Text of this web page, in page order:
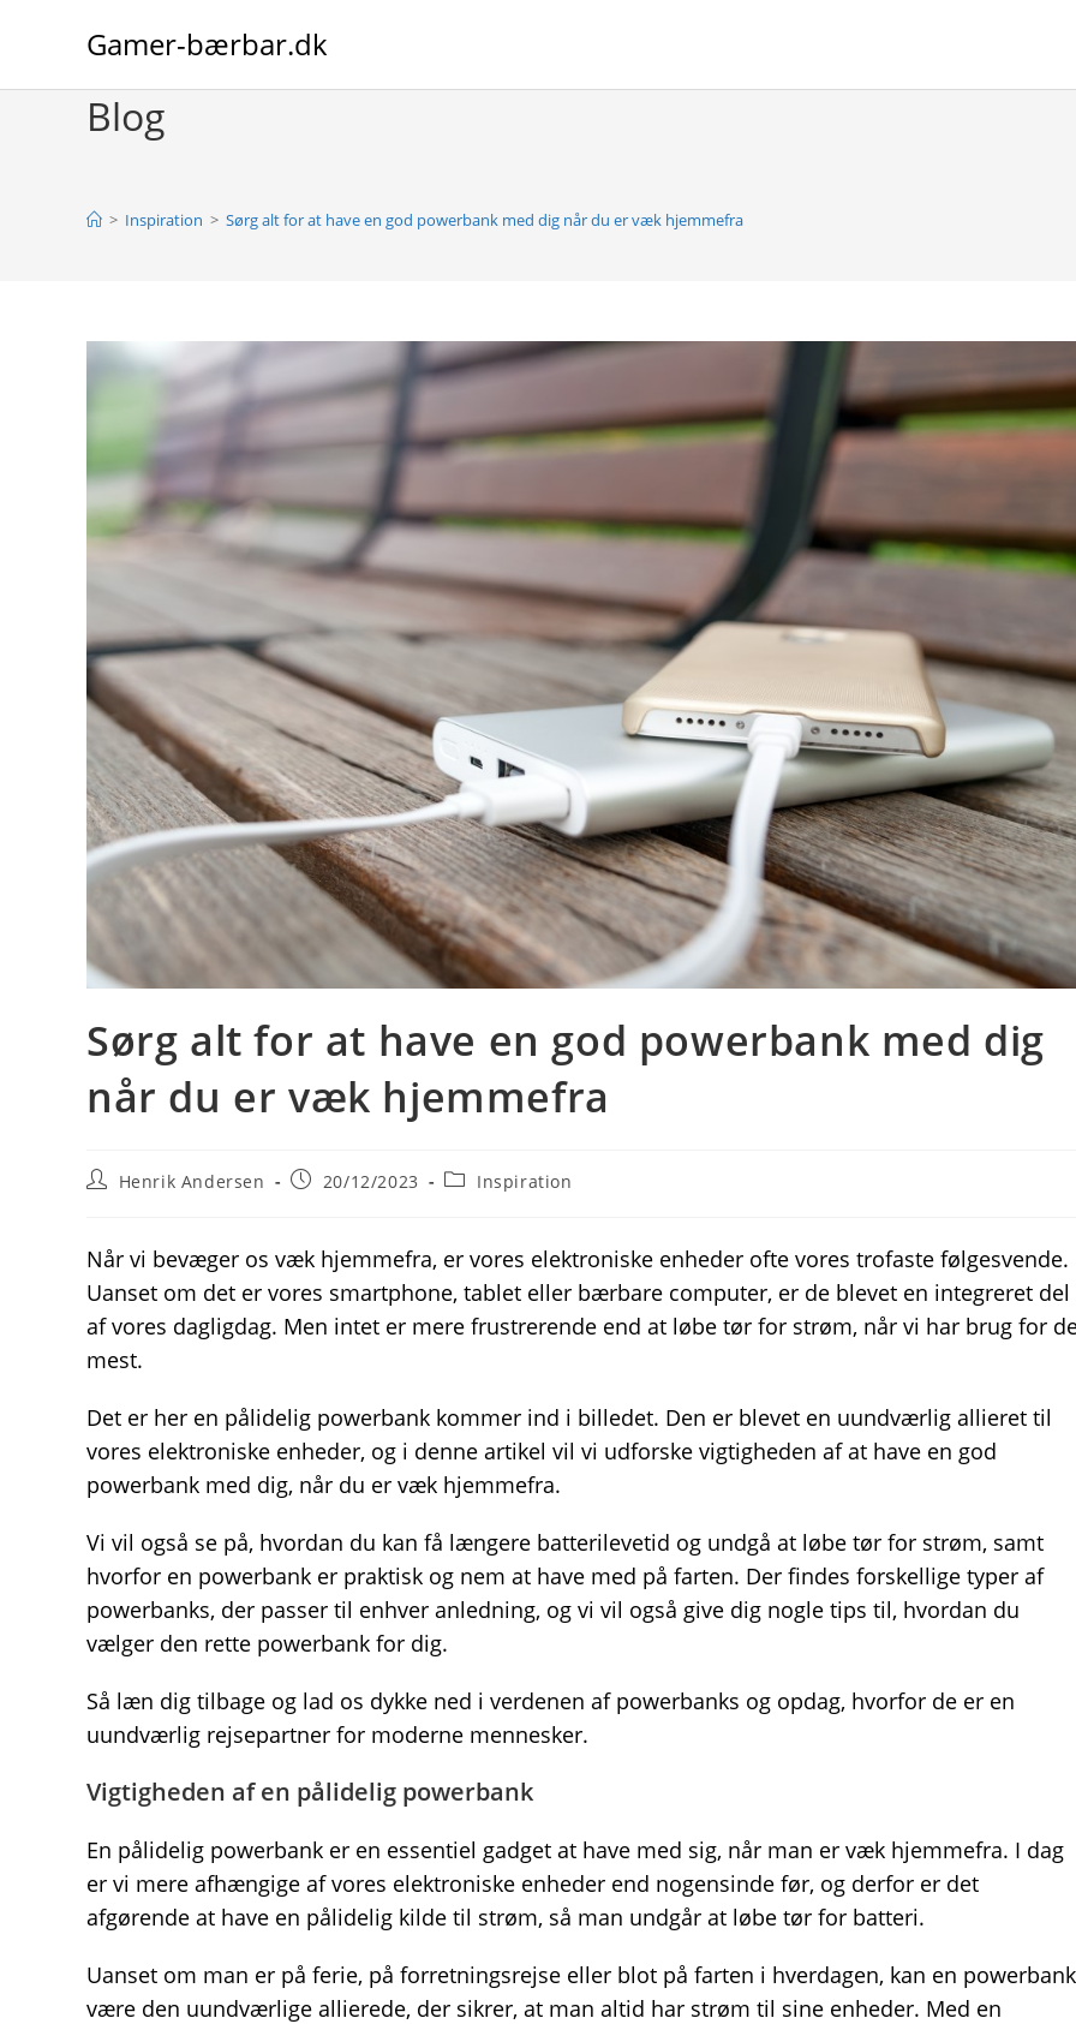
Gamer-bærbar.dk
Blog
> Inspiration > Sørg alt for at have en god powerbank med dig når du er væk hjemmefra
Sørg alt for at have en god powerbank med dig
når du er væk hjemmefra
PostHenrik Andersen
Post20/12/2023
PostInspiration
Når vi bevæger os væk hjemmefra, er vores elektroniske enheder ofte vores trofaste følgesvende.
Uanset om det er vores smartphone, tablet eller bærbare computer, er de blevet en integreret del
af vores dagligdag. Men intet er mere frustrerende end at løbe tør for strøm, når vi har brug for
mest.
Det er her en pålidelig powerbank kommer ind i billedet. Den er blevet en uundværlig allieret til
vores elektroniske enheder, og i denne artikel vil vi udforske vigtigheden af at have en god
powerbank med dig, når du er væk hjemmefra.
Vi vil også se på, hvordan du kan få længere batterilevetid og undgå at løbe tør for strøm, samt
hvorfor en powerbank er praktisk og nem at have med på farten. Der findes forskellige typer af
powerbanks, der passer til enhver anledning, og vi vil også give dig nogle tips til, hvordan du
vælger den rette powerbank for dig.
Så læn dig tilbage og lad os dykke ned i verdenen af powerbanks og opdag, hvorfor de er en
uundværlig rejsepartner for moderne mennesker.
Vigtigheden af en pålidelig powerbank
En pålidelig powerbank er en essentiel gadget at have med sig, når man er væk hjemmefra. I dag
er vi mere afhængige af vores elektroniske enheder end nogensinde før, og derfor er det
afgørende at have en pålidelig kilde til strøm, så man undgår at løbe tør for batteri.
Uanset om man er på ferie, på forretningsrejse eller blot på farten i hverdagen, kan en powerbank
være den uundværlige allierede, der sikrer, at man altid har strøm til sine enheder. Med en